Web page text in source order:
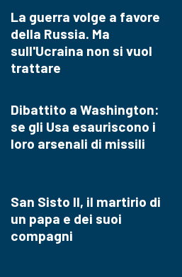
La guerra volge a favore
della Russia. Ma
sull'Ucraina non si vuol
trattare
Dibattito a Washington:
se gli Usa esauriscono i
loro arsenali di missili
San Sisto II, il martirio di
un papa e dei suoi
compagni